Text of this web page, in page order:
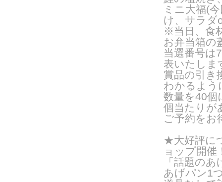
ミニ大福(
け、サラダ
※当日、食
お弁当箱の
当選番号は
表いたしま
賞品の引き
わかるよう
数量を40個
個当たりが
ご予約をお
★大好評に
ョップ開催
「話題の
あげパン1